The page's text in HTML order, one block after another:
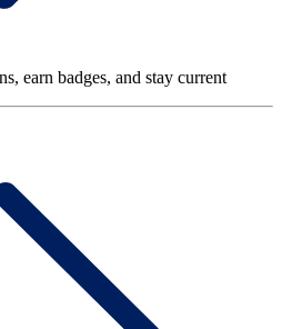
earn badges, and stay current